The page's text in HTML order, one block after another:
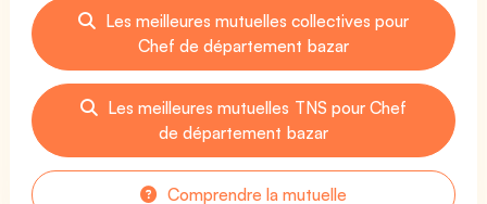
Les meilleures mutuelles collectives pour
Chef de département bazar
Les meilleures mutuelles TNS pour Chef
de département bazar
Comprendre la mutuelle